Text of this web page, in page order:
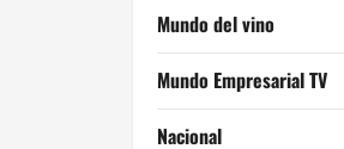
Mundo del vino
Mundo Empresarial TV
Nacional